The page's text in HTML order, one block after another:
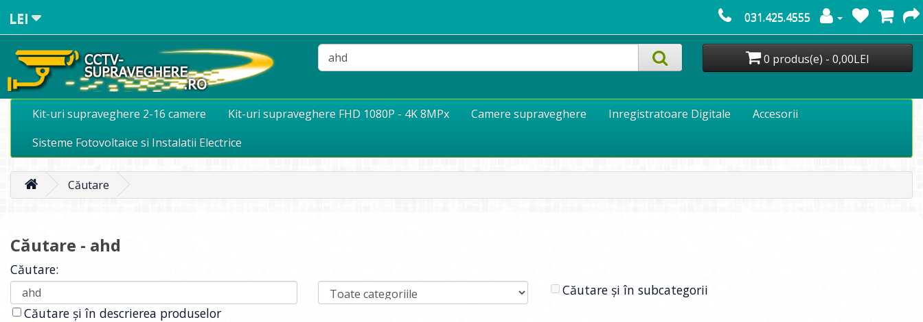
LEI 031.425.4555
0 produs(e) - 0,00LEI
Kit-uri supraveghere 2-16 camere Kit-uri supraveghere FHD 1080P - 4K 8MPx Camere supraveghere Inregistratoare Digitale
Accesorii
Sisteme Fotovoltaice si Instalatii Electrice
Căutare
Căutare - ahd
Căutare:
Căutare și în subcategorii
Căutare și în descrierea produselor